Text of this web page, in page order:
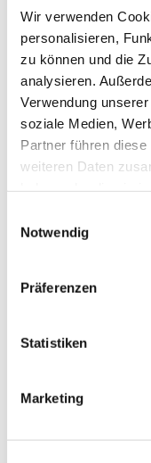
Wir verwenden
personalisieren,
zu können und die
analysieren.
Verwendung
soziale Medien,
Partner führen
weiteren Daten
Notwendig
Präferenzen
Statistiken
Marketing
der
bin der jüngste
Kirche durch
und meine
erzogen hat. Als
den Glauben
neu entdeckt
zum Priester.
Weil ich auch
ich 2014 zu
Seminaristen
eingeladen und
kälter werden.
Priesterseminar